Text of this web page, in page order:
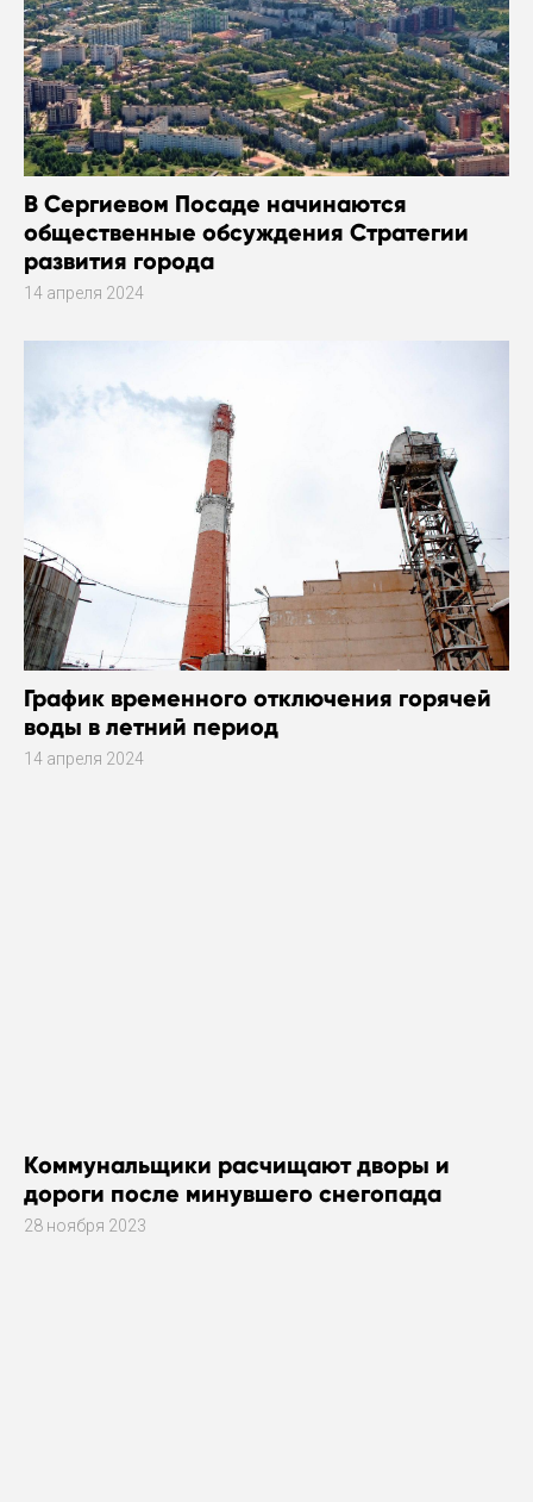
В Сергиевом Посаде начинаются
общественные обсуждения Стратегии
развития города
14 апреля 2024
График временного отключения горячей
воды в летний период
14 апреля 2024
Коммунальщики расчищают дворы и
дороги после минувшего снегопада
28 ноября 2023